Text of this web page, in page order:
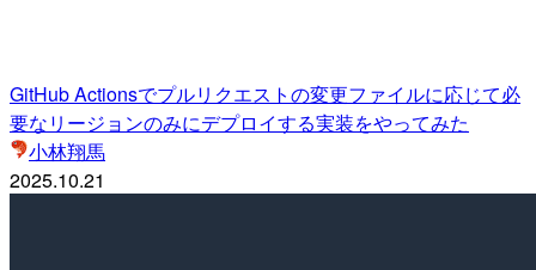
GitHub Actionsでプルリクエストの変更ファイルに応じて必
要なリージョンのみにデプロイする実装をやってみた
小林翔馬
2025.10.21